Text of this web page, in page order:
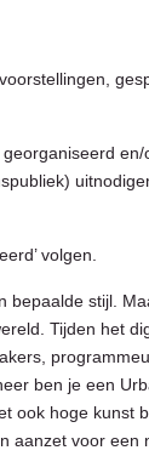
georganiseerd
volgen.
stijl.
Tijden het
ben je een
ook hoge kunst
voor een